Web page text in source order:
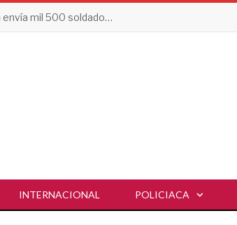
Tras presión de Estados Unidos, Sheinbaum envía mil 500 soldados a Michoacán
INTERNACIONAL POLICIACA